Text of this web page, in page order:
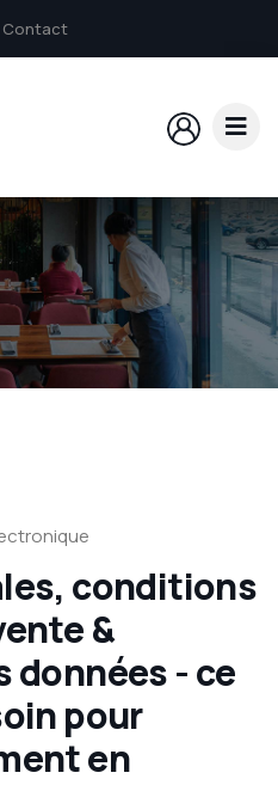
Contact
conditions
&
données - ce
pour
en